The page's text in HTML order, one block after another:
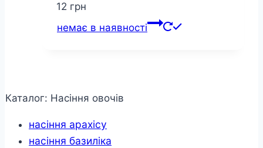
12 грн
немає в наявності
Каталог: Насіння овочів
насіння арахісу
насіння базиліка